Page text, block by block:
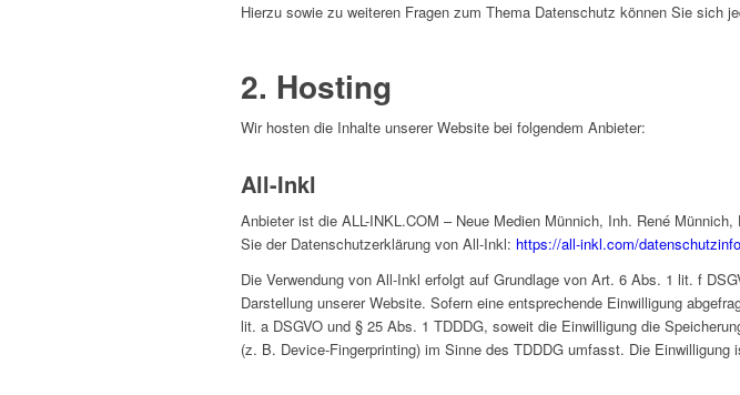
Hierzu sowie zu weiteren Fragen zum Thema Datenschutz können Sie sich
2. Hosting
Wir hosten die Inhalte unserer Website bei folgendem Anbieter:
All-Inkl
Anbieter ist die ALL-INKL.COM – Neue Medien Münnich, Inh. René
Sie der Datenschutzerklärung von All-Inkl: https://all-inkl.com/
Die Verwendung von All-Inkl erfolgt auf Grundlage von Art. 6 Abs. 1 lit. f
Darstellung unserer Website. Sofern eine entsprechende Einwilligung
lit. a DSGVO und § 25 Abs. 1 TDDDG, soweit die Einwilligung die
(z. B. Device-Fingerprinting) im Sinne des TDDDG umfasst. Die Einwilligung